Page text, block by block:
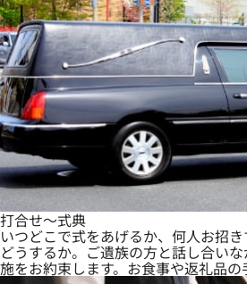
打合せ～式典
いつどこで式をあげるか、何人お招
どうするか。ご遺族の方と話し合い
施をお約束します。お食事や返礼品の